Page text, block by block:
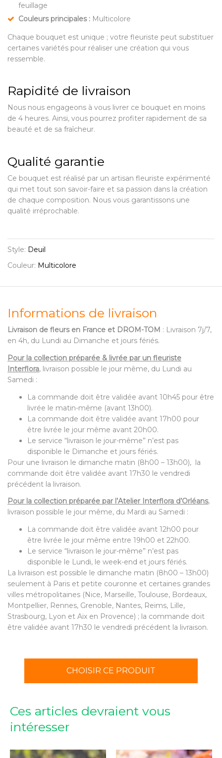
feuillage
Couleurs principales : Multicolore
Chaque bouquet est unique ; votre fleuriste peut substituer
certaines variétés pour réaliser une création qui vous
ressemble.
Rapidité de livraison
Nous nous engageons à vous livrer ce bouquet en moins
de 4 heures. Ainsi, vous pourrez profiter rapidement de sa
beauté et de sa fraîcheur.
Qualité garantie
Ce bouquet est réalisé par un artisan fleuriste expérimenté
qui met tout son savoir-faire et sa passion dans la création
de chaque composition. Nous vous garantissons une
qualité irréprochable.
Style: Deuil
Couleur: Multicolore
Informations de livraison
Livraison de fleurs en France et DROM-TOM : Livraison 7j/7,
en 4h, du Lundi au Dimanche et jours fériés.
Pour la collection préparée & livrée par un fleuriste
Interflora, livraison possible le jour même, du Lundi au
Samedi :
La commande doit être validée avant 10h45 pour être
livrée le matin-même (avant 13h00).
La commande doit être validée avant 17h00 pour
être livrée le jour même avant 20h00.
Le service “livraison le jour-même” n’est pas
disponible le Dimanche et jours fériés.
Pour une livraison le dimanche matin (8h00 – 13h00), la
commande doit être validée avant 17h30 le vendredi
précédent la livraison.
Pour la collection préparée par l’Atelier Interflora d’Orléans,
livraison possible le jour même, du Mardi au Samedi :
La commande doit être validée avant 12h00 pour
être livrée le jour même entre 19h00 et 22h00.
Le service “livraison le jour-même” n’est pas
disponible le Lundi, le week-end et jours fériés.
La livraison est possible le dimanche matin (8h00 – 13h00)
seulement à Paris et petite couronne et certaines grandes
villes métropolitaines (Nice, Marseille, Toulouse, Bordeaux,
Montpellier, Rennes, Grenoble, Nantes, Reims, Lille,
Strasbourg, Lyon et Aix en Provence) ; la commande doit
être validée avant 17h30 le vendredi précédent la livraison.
CHOISIR CE PRODUIT
Ces articles devraient vous
intéresser